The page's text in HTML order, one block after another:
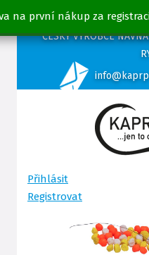
na první nákup za
ČESKÝ VÝROBCE
Přihlásit
Registrovat